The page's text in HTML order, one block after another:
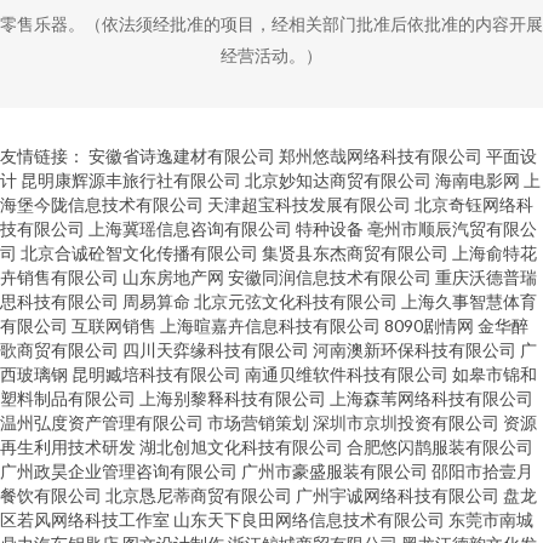
零售乐器。（依法须经批准的项目，经相关部门批准后依批准的内容开展
经营活动。）
友情链接： 安徽省诗逸建材有限公司 郑州悠哉网络科技有限公司 平面设
计 昆明康辉源丰旅行社有限公司 北京妙知达商贸有限公司 海南电影网 上
海堡今陇信息技术有限公司 天津超宝科技发展有限公司 北京奇钰网络科
技有限公司
上海冀瑶信息咨询有限公司 特种设备 亳州市顺辰汽贸有限公
司 北京合诚砼智文化传播有限公司 集贤县东杰商贸有限公司
上海俞特花
卉销售有限公司 山东房地产网 安徽同润信息技术有限公司 重庆沃德普瑞
思科技有限公司 周易算命 北京元弦文化科技有限公司
上海久事智慧体育
有限公司 互联网销售 上海暄嘉卉信息科技有限公司 8090剧情网 金华醉
歌商贸有限公司 四川天弈缘科技有限公司 河南澳新环保科技有限公司 广
西玻璃钢 昆明臧培科技有限公司 南通贝维软件科技有限公司 如皋市锦和
塑料制品有限公司
上海别黎释科技有限公司
上海森苇网络科技有限公司
温州弘度资产管理有限公司 市场营销策划 深圳市京圳投资有限公司 资源
再生利用技术研发湖北创旭文化科技有限公司 合肥悠闪鹊服装有限公司
广州政昊企业管理咨询有限公司 广州市豪盛服装有限公司 邵阳市拾壹月
餐饮有限公司 北京恳尼蒂商贸有限公司 广州宇诚网络科技有限公司 盘龙
区若风网络科技工作室 山东天下良田网络信息技术有限公司 东莞市南城